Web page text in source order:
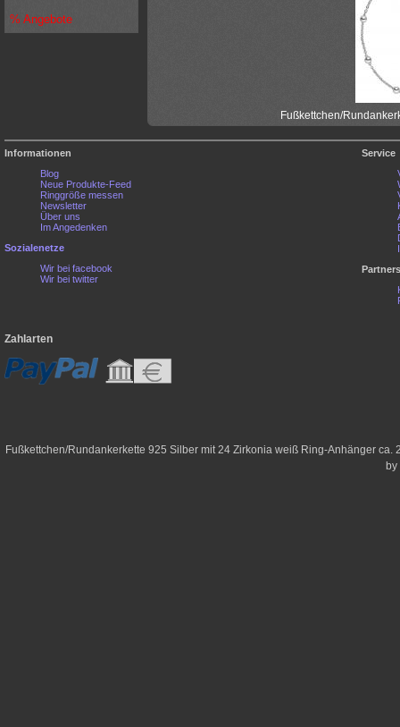
Fußkettchen/
% Angebote
Informationen
Blog
Neue Produkte-Feed
Ringgröße messen
Newsletter
Über uns
Im Angedenken
Sozialenetze
Wir bei facebook
Wir bei twitter
Service
Zahlarten
Fußkettchen/Rundankerkette 925 Silber mit 24 Zirkonia weiß Ring-Anhänger ca.
by